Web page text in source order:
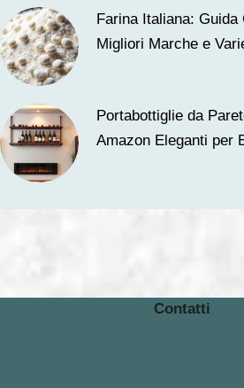
Farina Italiana: Guida
Migliori Marche e
Portabottiglie da
Amazon Eleganti per
Contatti